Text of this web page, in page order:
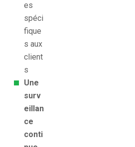
es
spéci
fique
s aux
client
s
Une
surv
eillan
ce
conti